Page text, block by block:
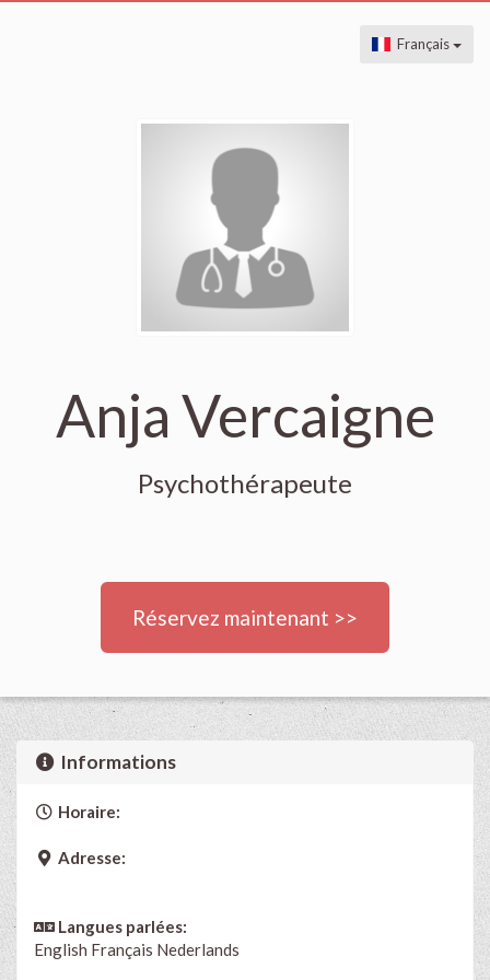
Français
Anja Vercaigne
Psychothérapeute
Réservez maintenant >>
Informations
Horaire:
Adresse:
Langues parlées:
English Français Nederlands